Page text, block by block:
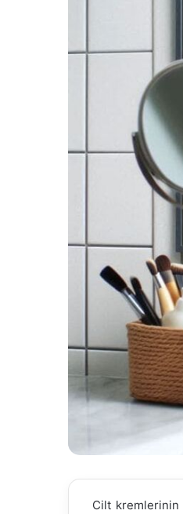
Cilt kremlerinin